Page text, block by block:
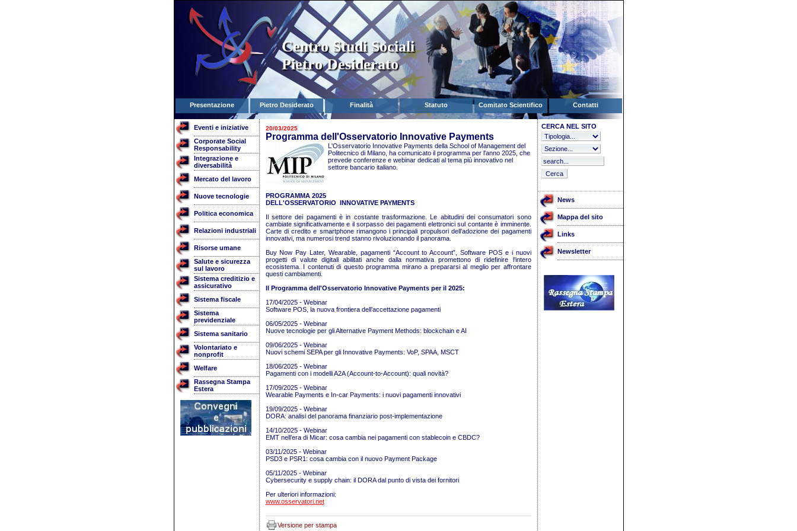
Centro Studi Sociali
Pietro Desiderato
Presentazione Pietro Desiderato Finalità Statuto Comitato Scientifico Contatti
Eventi e iniziative
Corporate Social
Responsability
Integrazione e
diversabilità
Mercato del lavoro
Nuove tecnologie
Politica economica
Relazioni industriali
Risorse umane
Salute e sicurezza
sul lavoro
Sistema creditizio e
assicurativo
Sistema fiscale
Sistema
previdenziale
Sistema sanitario
Volontariato e
nonprofit
Welfare
Rassegna Stampa
Estera
20/03/2025
Programma dell'Osservatorio Innovative Payments
L'Osservatorio Innovative Payments della School of Management del
Politecnico di Milano, ha comunicato il programma per l'anno 2025, che
prevede conferenze e webinar dedicati al tema più innovativo nel
settore bancario italiano.
PROGRAMMA 2025
DELL'OSSERVATORIO INNOVATIVE PAYMENTS
Il settore dei pagamenti è in costante trasformazione. Le abitudini dei consumatori sono
cambiate significativamente e il sorpasso dei pagamenti elettronici sul contante è imminente.
Carte di credito e smartphone rimangono i principali propulsori dell’adozione dei pagamenti
innovativi, ma numerosi trend stanno rivoluzionando il panorama.
Buy Now Pay Later, Wearable, pagamenti “Account to Account”, Software POS e i nuovi
progetti di valute digitali abilitati anche dalla normativa promettono di ridefinire l’intero
ecosistema. I contenuti di questo programma mirano a prepararsi al meglio per affrontare
questi cambiamenti.
Il Programma dell'Osservatorio Innovative Payments per il 2025:
17/04/2025 - Webinar
Software POS, la nuova frontiera dell’accettazione pagamenti
06/05/2025 - Webinar
Nuove tecnologie per gli Alternative Payment Methods: blockchain e AI
09/06/2025 - Webinar
Nuovi schemi SEPA per gli Innovative Payments: VoP, SPAA, MSCT
18/06/2025 - Webinar
Pagamenti con i modelli A2A (Account-to-Account): quali novità?
17/09/2025 - Webinar
Wearable Payments e In-car Payments: i nuovi pagamenti innovativi
19/09/2025 - Webinar
DORA: analisi del panorama finanziario post-implementazione
14/10/2025 - Webinar
EMT nell’era di Micar: cosa cambia nei pagamenti con stablecoin e CBDC?
03/11/2025 - Webinar
PSD3 e PSR1: cosa cambia con il nuovo Payment Package
05/11/2025 - Webinar
Cybersecurity e supply chain: il DORA dal punto di vista dei fornitori
Per ulteriori informazioni:
www.osservatori.net
Versione per stampa
CERCA NEL SITO
News
Mappa del sito
Links
Newsletter